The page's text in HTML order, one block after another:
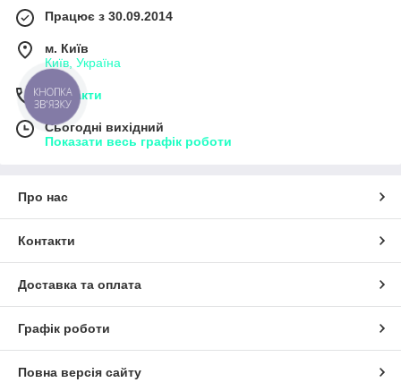
Працює з 30.09.2014
м. Київ
Київ, Україна
Контакти
Сьогодні вихідний
Показати весь графік роботи
Про нас
Контакти
Доставка та оплата
Графік роботи
Повна версія сайту
КНОПКА
ЗВ'ЯЗКУ